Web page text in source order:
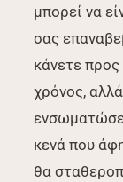
μπορεί να
σας
κάνετε
χρόνος,
κενά που
θα